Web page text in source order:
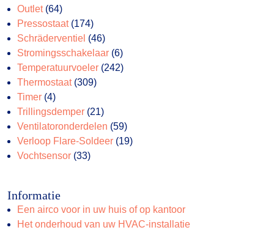
Outlet 6464
producten
Pressostaat 174174
producten
Schräderventiel 4646
producten
Stromingsschakelaar 66
producten
Temperatuurvoeler 242242
Thermostaat 309309
Timer 44
producten
Trillingsdemper 2121
producten
Ventilatoronderdelen 5959
producten
Verloop Flare-Soldeer 1919
Vochtsensor 3333
Informatie
Een airco voor in uw huis of op kantoor
Het onderhoud van uw HVAC-installatie